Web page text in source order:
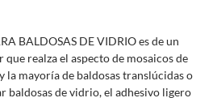
BALDOSAS DE VIDRIO es de un
realza el aspecto de mosaicos de
la mayoría de baldosas translúcidas o
baldosas de vidrio, el adhesivo ligero